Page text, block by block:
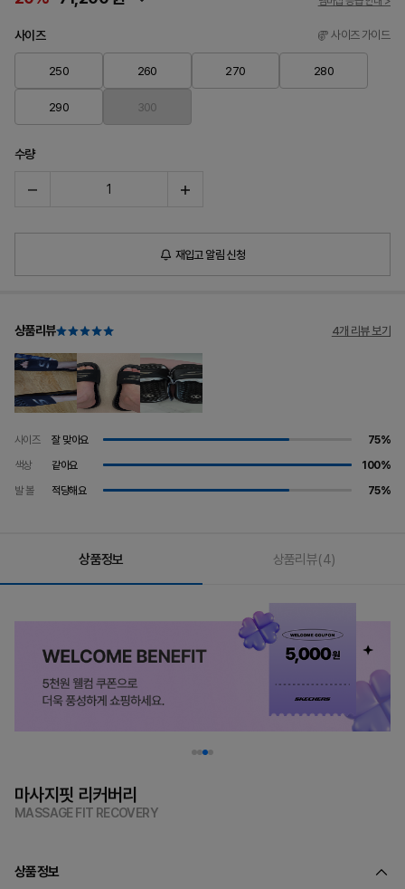
사이즈 사이즈 가이드
250 260 270 280
290 300
수량
재입고 알림 신청
상품리뷰 4개 리뷰 보기
사이즈 잘 맞아요
75%
색상
같아요
100%
발 볼
적당해요 75%
상품정보 상품리뷰(4)
마사지핏 리커버리
MASSAGE FIT RECOVERY
상품정보